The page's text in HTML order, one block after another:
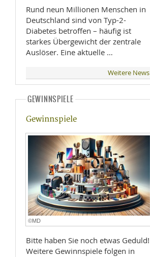
Rund neun Millionen Menschen in
Deutschland sind von Typ-2-
Diabetes betroffen – häufig ist
starkes Übergewicht der zentrale
Auslöser. Eine aktuelle …
Weitere News
GEWINNSPIELE
Gewinnspiele
©MD
Bitte haben Sie noch etwas Geduld!
Weitere Gewinnspiele folgen in